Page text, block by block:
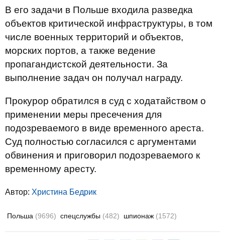
В его задачи в Польше входила разведка
объектов критической инфраструктуры, в том
числе военных территорий и объектов,
морских портов, а также ведение
пропагандистской деятельности. За
выполнение задач он получал награду.
Прокурор обратился в суд с ходатайством о
применении меры пресечения для
подозреваемого в виде временного ареста.
Суд полностью согласился с аргументами
обвинения и приговорил подозреваемого к
временному аресту.
Автор: Христина Бедрик
Польша (9696) спецслужбы (482) шпионаж (1572)